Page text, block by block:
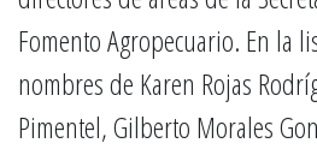
Fomento Agropecuario. En la
nombres de Karen Rojas
Pimentel, Gilberto Morales